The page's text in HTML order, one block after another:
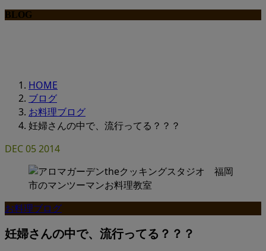
BLOG
HOME
ブログ
お料理ブログ
妊婦さんの中で、流行ってる？？？
DEC052014
お料理ブログ
妊婦さんの中で、流行ってる？？？